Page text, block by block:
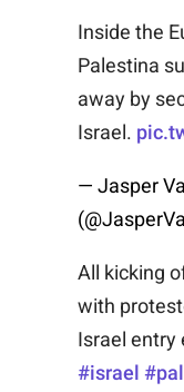
Inside the
Palestina
away by
Israel.
— Jasper
All kicking
with
Israel entry
#israel